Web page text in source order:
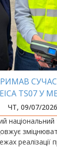
TS07 У
ЧТ, 09/07/
національний